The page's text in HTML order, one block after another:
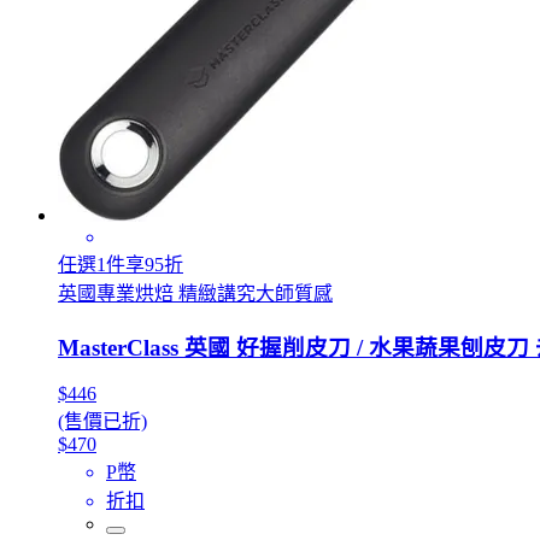
任選1件享95折
英國專業烘焙 精緻講究大師質感
MasterClass 英國 好握削皮刀 / 水果蔬果刨皮刀
$446
(售價已折)
$470
P幣
折扣